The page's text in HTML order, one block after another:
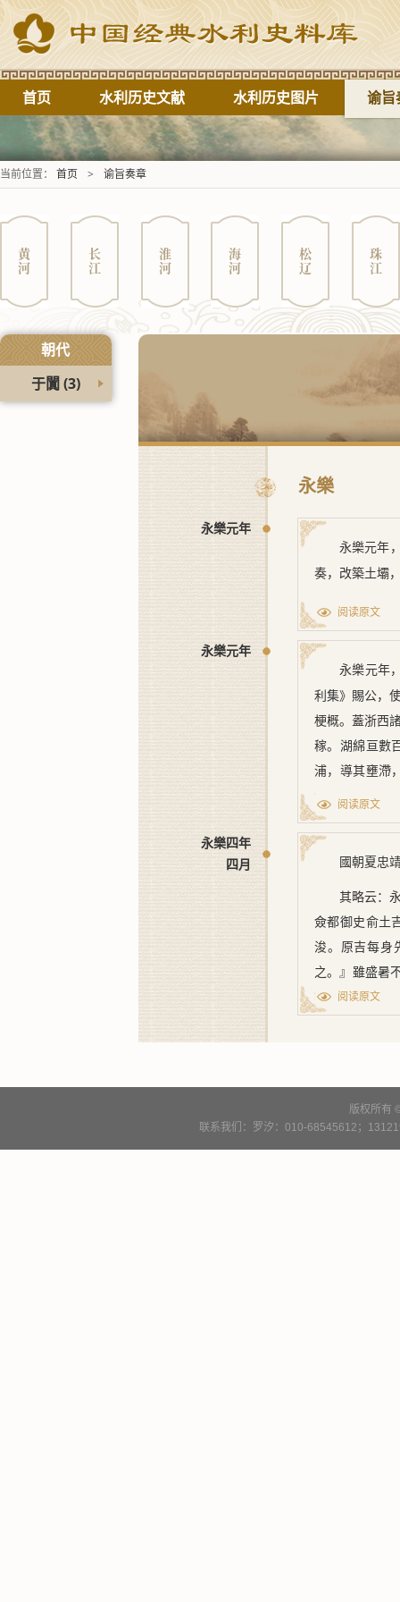
首页 水利历史文献 水利历史图片 谕旨
当前位置： 首页 > 谕旨奏章
黄河 长江 淮河 海河 松辽 珠江
朝代
于闐 (3)
永樂
永樂元年
永樂元年
奏，改築土壩
阅读原文
永樂元年
永樂元年
利集》賜公，
梗概。蓋浙西
稼。湖綿亘數
浦，導其壅滯
海。前代屢浚
自夏駕浦抵上
沙淤泥，浮泛
徑入大江，
使直注江、
徑達海，宜浚
時，修築圍岸
上從其言
自安之。』雖
法疏浚 ，以利
曰：據直隸
阅读原文
永樂四年
四月
國朝夏忠
其略云：
僉都御史俞土
浚。原吉每身
之。』雖盛暑
盡撫恤之道，
民佃種，以益
阅读原文
版权所有
联系我们：罗汐：010-68545612；